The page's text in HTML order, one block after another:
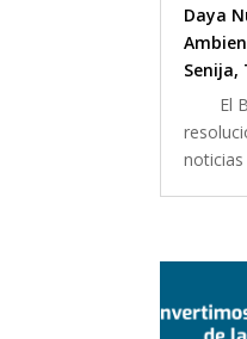
Daya
Senija,
El
noticias